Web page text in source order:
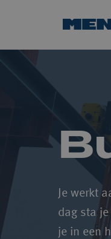
Je werkt
dag sta
je in een